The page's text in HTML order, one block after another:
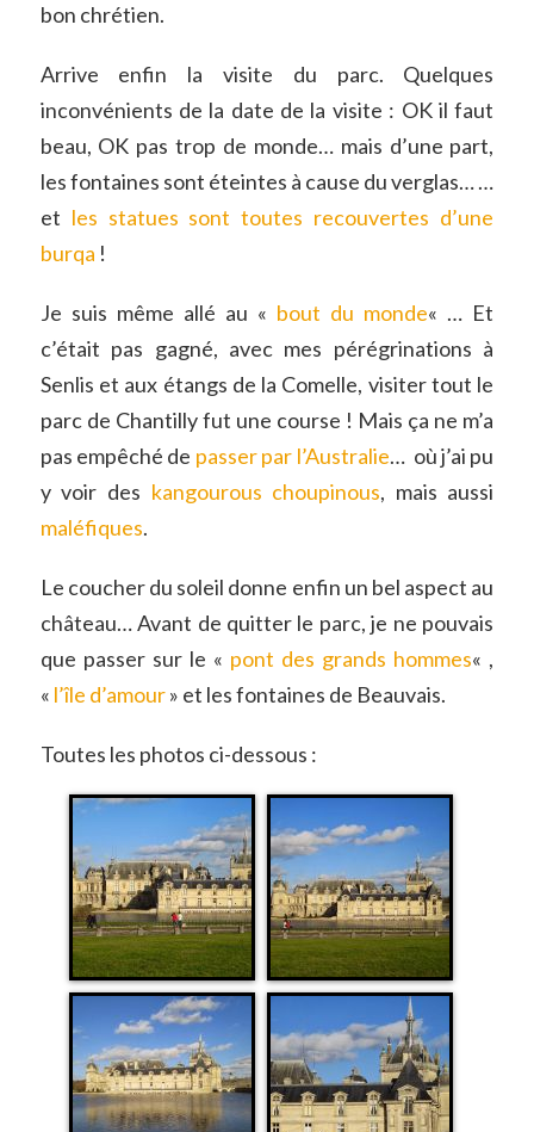
bon chrétien.
Arrive enfin la visite du parc. Quelques
inconvénients de la date de la visite : OK il faut
beau, OK pas trop de monde… mais d’une part,
les fontaines sont éteintes à cause du verglas… …
et les statues sont toutes recouvertes d’une
burqa !
Je suis même allé au « bout du monde« … Et
c’était pas gagné, avec mes pérégrinations à
Senlis et aux étangs de la Comelle, visiter tout le
parc de Chantilly fut une course ! Mais ça ne m’a
pas empêché de passer par l’Australie… où j’ai pu
y voir des kangourous choupinous, mais aussi
maléfiques.
Le coucher du soleil donne enfin un bel aspect au
château… Avant de quitter le parc, je ne pouvais
que passer sur le « pont des grands hommes« ,
« l’île d’amour» et les fontaines de Beauvais.
Toutes les photos ci-dessous :